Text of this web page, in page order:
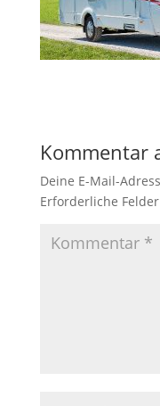
Kommentar
Deine E-Mail-
Erforderliche